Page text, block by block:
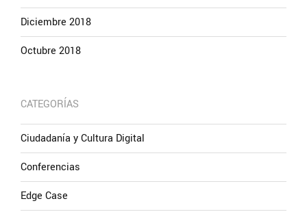
Diciembre 2018
Octubre 2018
CATEGORÍAS
Ciudadanía y Cultura Digital
Conferencias
Edge Case